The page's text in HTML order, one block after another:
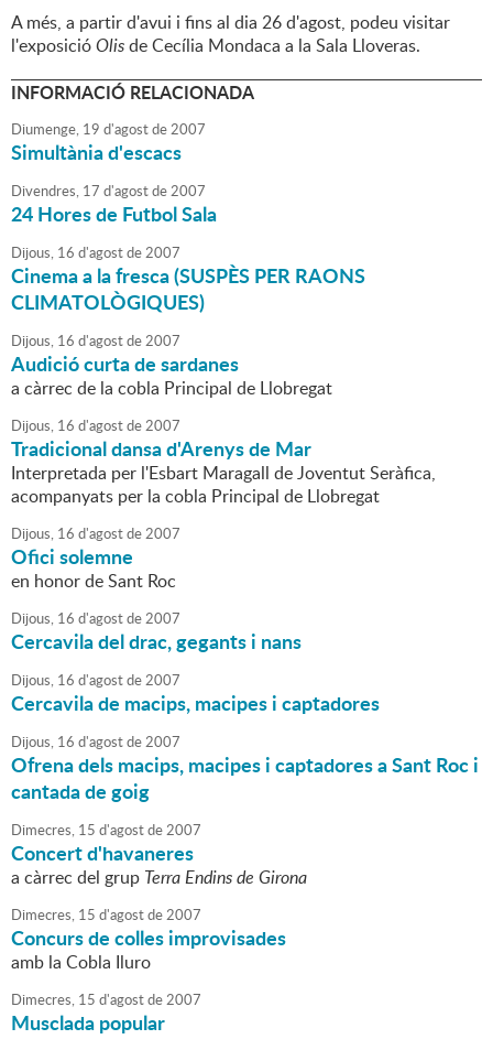
A més, a partir d'avui i fins al dia 26 d'agost, podeu visitar
l'exposicióOlisde Cecília Mondaca a la Sala Lloveras.
INFORMACIÓ RELACIONADA
Diumenge, 19 d'agostde2007
Simultània d'escacs
Divendres, 17 d'agostde2007
24 Hores de Futbol Sala
Dijous, 16 d'agostde2007
Cinema a la fresca (SUSPÈS PER RAONS
CLIMATOLÒGIQUES)
Dijous, 16 d'agostde2007
Audició curta de sardanes
a càrrec de la cobla Principal de Llobregat
Dijous, 16 d'agostde2007
Tradicional dansa d'Arenys de Mar
Interpretada per l'Esbart Maragall de Joventut Seràfica,
acompanyats per la cobla Principal de Llobregat
Dijous, 16 d'agostde2007
Ofici solemne
en honor de Sant Roc
Dijous, 16 d'agostde2007
Cercavila del drac, gegants i nans
Dijous, 16 d'agostde2007
Cercavila de macips, macipes i captadores
Dijous, 16 d'agostde2007
Ofrena dels macips, macipes i captadores a Sant Roc i
cantada de goig
Dimecres, 15 d'agostde2007
Concert d'havaneres
a càrrec del grup Terra Endins de Girona
Dimecres, 15 d'agostde2007
Concurs de colles improvisades
amb la Cobla Iluro
Dimecres, 15 d'agostde2007
Musclada popular